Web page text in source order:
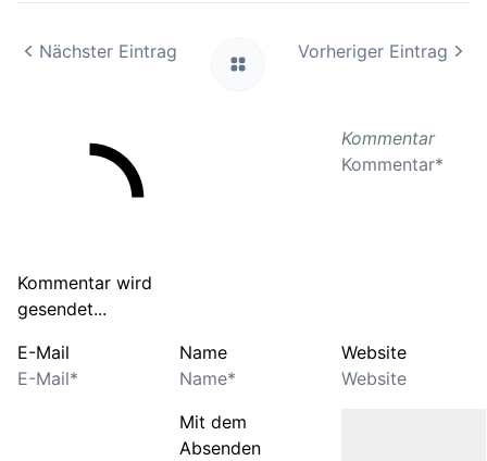
Nächster Eintrag Vorheriger Eintrag
Kommentar wird
gesendet...
Kommentar
E-Mail Name Website
Mit dem
Absenden